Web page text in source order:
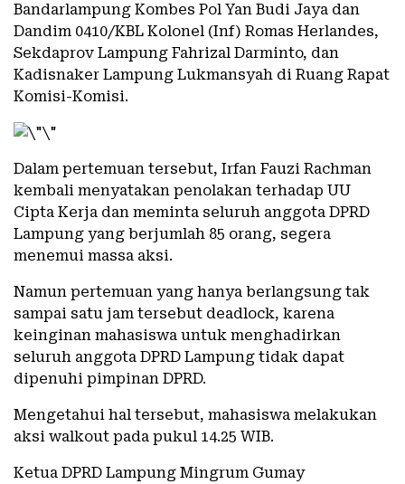
Bandarlampung Kombes Pol Yan Budi Jaya dan
Dandim 0410/KBL Kolonel (Inf) Romas Herlandes,
Sekdaprov Lampung Fahrizal Darminto, dan
Kadisnaker Lampung Lukmansyah di Ruang Rapat
Komisi-Komisi.
Dalam pertemuan tersebut, Irfan Fauzi Rachman
kembali menyatakan penolakan terhadap UU
Cipta Kerja dan meminta seluruh anggota DPRD
Lampung yang berjumlah 85 orang, segera
menemui massa aksi.
Namun pertemuan yang hanya berlangsung tak
sampai satu jam tersebut deadlock, karena
keinginan mahasiswa untuk menghadirkan
seluruh anggota DPRD Lampung tidak dapat
dipenuhi pimpinan DPRD.
Mengetahui hal tersebut, mahasiswa melakukan
aksi walkout pada pukul 14.25 WIB.
Ketua DPRD Lampung Mingrum Gumay